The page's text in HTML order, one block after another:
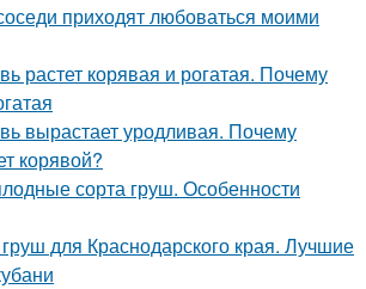
приходят любоваться моими
растет корявая и рогатая. Почему
вырастает уродливая. Почему
корявой?
сорта груш. Особенности
для Краснодарского края. Лучшие